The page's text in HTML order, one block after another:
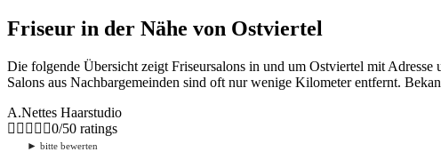
Friseur in der Nähe von Ostviertel
Die folgende Übersicht zeigt Friseursalons in und um Ostviertel mit
Salons aus Nachbargemeinden sind oft nur wenige Kilometer entfernt.
A.Nettes Haarstudio
0/50 ratings
► bitte bewerten